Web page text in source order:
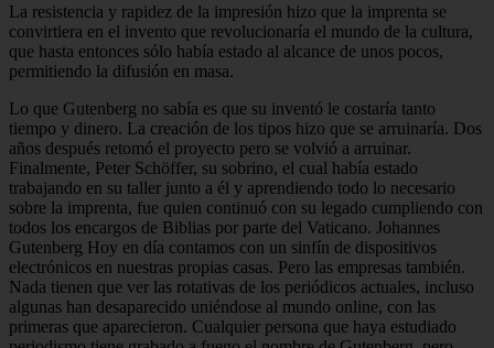
La resistencia y rapidez de la impresión hizo que la imprenta se
convirtiera en el invento que revolucionaría el mundo de la cultura,
que hasta entonces sólo había estado al alcance de unos pocos,
permitiendo la difusión en masa.
Lo que Gutenberg no sabía es que su inventó le costaría tanto
tiempo y dinero. La creación de los tipos hizo que se arruinaría. Dos
años después retomó el proyecto pero se volvió a arruinar.
Finalmente, Peter Schöffer, su sobrino, el cual había estado
trabajando en su taller junto a él y aprendiendo todo lo necesario
sobre la imprenta, fue quien continuó con su legado cumpliendo con
todos los encargos de Biblias por parte del Vaticano. Johannes
Gutenberg Hoy en día contamos con un sinfín de dispositivos
electrónicos en nuestras propias casas. Pero las empresas también.
Nada tienen que ver las rotativas de los periódicos actuales, incluso
algunas han desaparecido uniéndose al mundo online, con las
primeras que aparecieron. Cualquier persona que haya estudiado